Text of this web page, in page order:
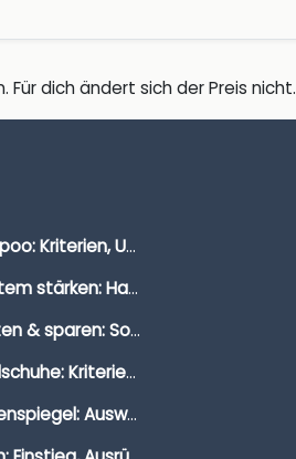
dich ändert sich der Preis nicht.
Autoshampoo: Kriterien, Unterschiede & Anwendung
Immunsystem stärken: Hausmittel, Vitamine & Wissenswertes
Clever daten & sparen: So findest du die besten Deals für Dates und Unternehmungen
Segelhandschuhe: Kriterien, Materialien & Tipps
Wohnwagenspiegel: Auswahl, Preise & Montage